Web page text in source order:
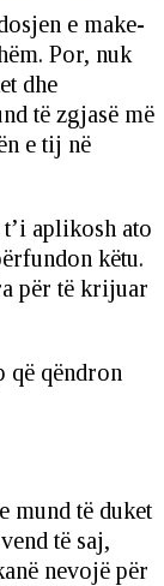
e make-
Por, nuk
dhe
të zgjasë më
e tij në
aplikosh ato
këtu.
për të krijuar
që qëndron
mund të duket
të saj,
nevojë për